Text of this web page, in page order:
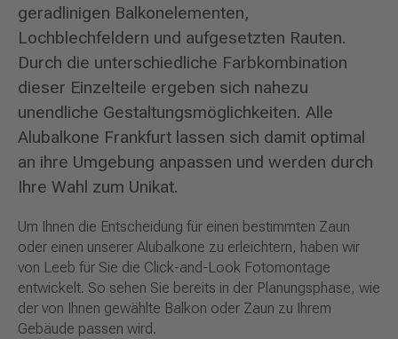
geradlinigen Balkonelementen,
Lochblechfeldern und aufgesetzten Rauten.
Durch die unterschiedliche Farbkombination
dieser Einzelteile ergeben sich nahezu
unendliche Gestaltungsmöglichkeiten. Alle
Alubalkone Frankfurt lassen sich damit optimal
an ihre Umgebung anpassen und werden durch
Ihre Wahl zum Unikat.
Um Ihnen die Entscheidung für einen bestimmten Zaun
oder einen unserer Alubalkone zu erleichtern, haben wir
von Leeb für Sie die Click-and-Look Fotomontage
entwickelt. So sehen Sie bereits in der Planungsphase, wie
der von Ihnen gewählte Balkon oder Zaun zu Ihrem
Gebäude passen wird.